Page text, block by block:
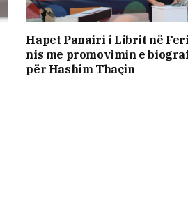
Hapet Panairi i Librit në
nis me promovimin e
për Hashim Thaçin